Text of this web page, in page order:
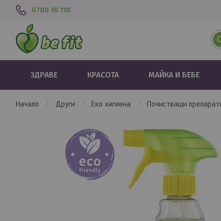
0700 10 118
ЗДРАВЕ КРАСОТА МАЙКА И БЕБЕ
начало други еко хигиена почистващи